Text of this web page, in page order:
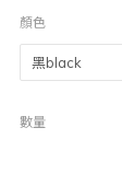
顏色
數量